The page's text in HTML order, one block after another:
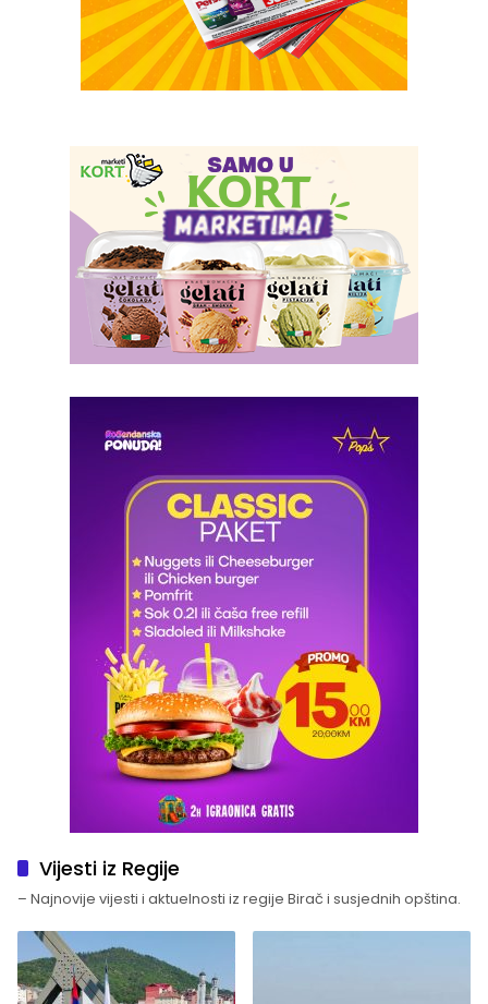
Vijesti iz Regije
– Najnovije vijesti i aktuelnosti iz regije Birač i susjednih opština.